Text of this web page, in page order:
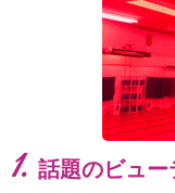
1. 話題のビュー